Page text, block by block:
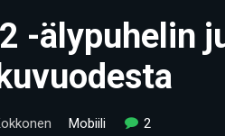
-älypuhelin
Mobiili 2